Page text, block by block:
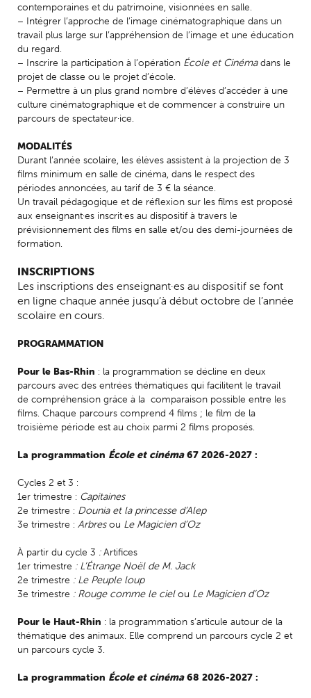
contemporaines et du patrimoine, visionnées en salle.
– Intégrer l’approche de l’image cinématographique dans un
travail plus large sur l’appréhension de l’image et une éducation
du regard.
– Inscrire la participation à l’opération École et Cinémadans le
projet de classe ou le projet d’école.
– Permettre à un plus grand nombre d’élèves d’accéder à une
culture cinématographique et de commencer à construire un
parcours de spectateur·ice.
MODALITÉS
Durant l’année scolaire, les élèves assistent à la projection de 3
films minimum en salle de cinéma, dans le respect des
périodes annoncées, au tarif de 3 € la séance.
Un travail pédagogique et de réflexion sur les films est proposé
aux enseignant·es inscrit·es au dispositif à travers le
prévisionnement des films en salle et/ou des demi-journées de
formation.
INSCRIPTIONS
Les inscriptions des enseignant·es au dispositif se font
en ligne chaque année jusqu’à début octobre de l’année
scolaire en cours.
PROGRAMMATION
Pour le Bas-Rhin : la programmation se décline en deux
parcours avec des entrées thématiques qui facilitent le travail
de compréhension grâce à la comparaison possible entre les
films. Chaque parcours comprend 4 films ; le film de la
troisième période est au choix parmi 2 films proposés.
La programmation École et cinéma67 2026-2027 :
Cycles 2 et 3 :
1er trimestre : Capitaines
2e trimestre : Dounia et la princesse d’Alep
3e trimestre : Arbresou Le Magicien d’Oz
À partir du cycle 3 :Artifices
1er trimestre : L’Étrange Noël de M. Jack
2e trimestre : Le Peuple loup
3e trimestre : Rouge comme le cielou Le Magicien d’Oz
Pour le Haut-Rhin : la programmation s’articule autour de la
thématique des animaux. Elle comprend un parcours cycle 2 et
un parcours cycle 3.
La programmation École et cinéma68 2026-2027 :